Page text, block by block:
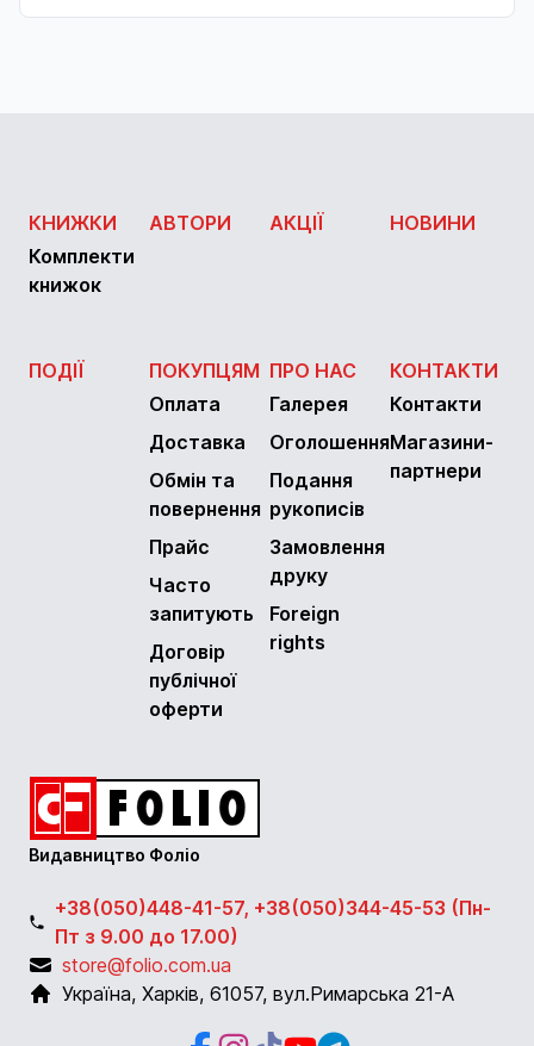
КНИЖКИ
Комплекти
книжок
АВТОРИ АКЦІЇ НОВИНИ
ПОДІЇ
ПОКУПЦЯМ
Оплата
Доставка
Обмін та
повернення
Прайс
Часто
запитують
Договір
публічної
оферти
ПРО НАС
Галерея
Оголошення
Подання
рукописів
Замовлення
друку
Foreign
rights
КОНТАКТИ
Контакти
Магазини-
партнери
Видавництво Фоліо
+38(050)448-41-57, +38(050)344-45-53 (Пн-
Пт з 9.00 до 17.00)
store@folio.com.ua
Україна, Харків, 61057, вул.Римарська 21-А